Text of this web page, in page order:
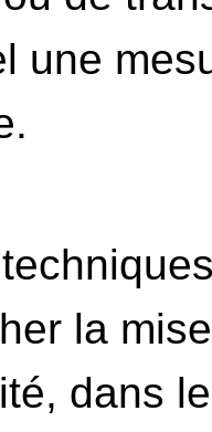
une
la
dans